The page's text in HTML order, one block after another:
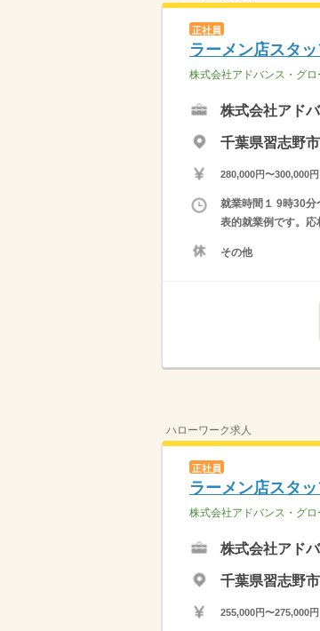
正社員
ラーメン店スタ
株式会社アドバンス・グロ
株式会社アド
千葉県習志野市
280,000円〜300,000
就業時間１ 9時30
表的就業例です。
その他
ハローワーク求人
正社員
ラーメン店スタ
株式会社アドバンス・グロ
株式会社アド
千葉県習志野市
255,000円〜275,000